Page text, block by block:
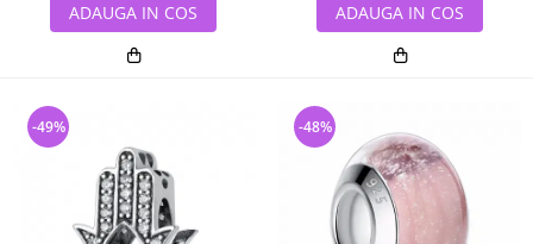
ADAUGA IN COS ADAUGA IN COS
-49% -48%